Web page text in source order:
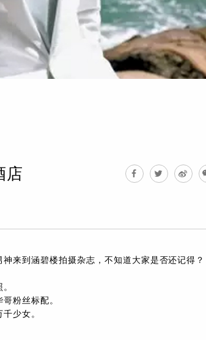
店
来到涵碧楼拍摄杂志，不知道大家是否还记得？
粉丝标配。
少女。